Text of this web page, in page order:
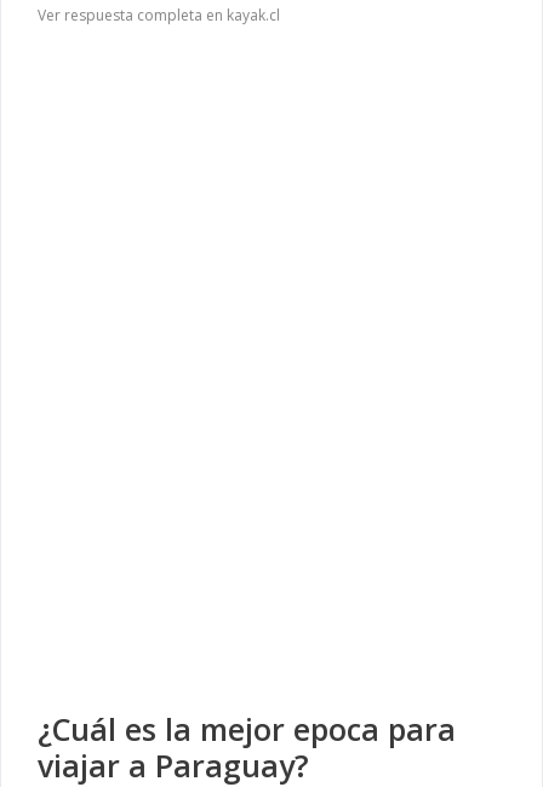
Ver respuesta completa en kayak.cl
¿Cuál es la mejor epoca para
viajar a Paraguay?